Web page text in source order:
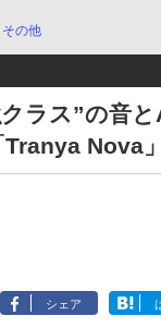
その他
ラス”の音
Nova」
シェア